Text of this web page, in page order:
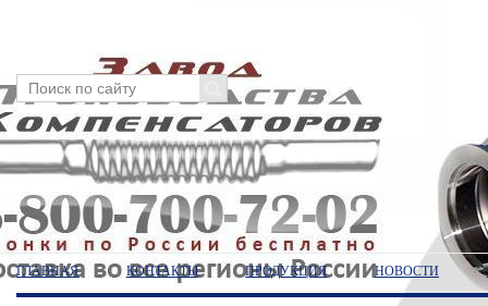
ГЛАВНАЯ КОНТАКТЫ ПРОДУКЦИЯ НОВОСТИ